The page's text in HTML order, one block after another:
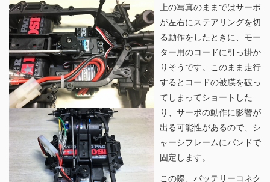
上の写真のままではサーボ
が左右にステアリングを切
る動作をしたときに、モー
ター用のコードに引っ掛か
りそうです。このまま走行
するとコードの被膜を破っ
てしまってショートした
り、サーボの動作に影響が
出る可能性があるので、シ
ャーシフレームにバンドで
固定します。
この際、バッテリーコネク